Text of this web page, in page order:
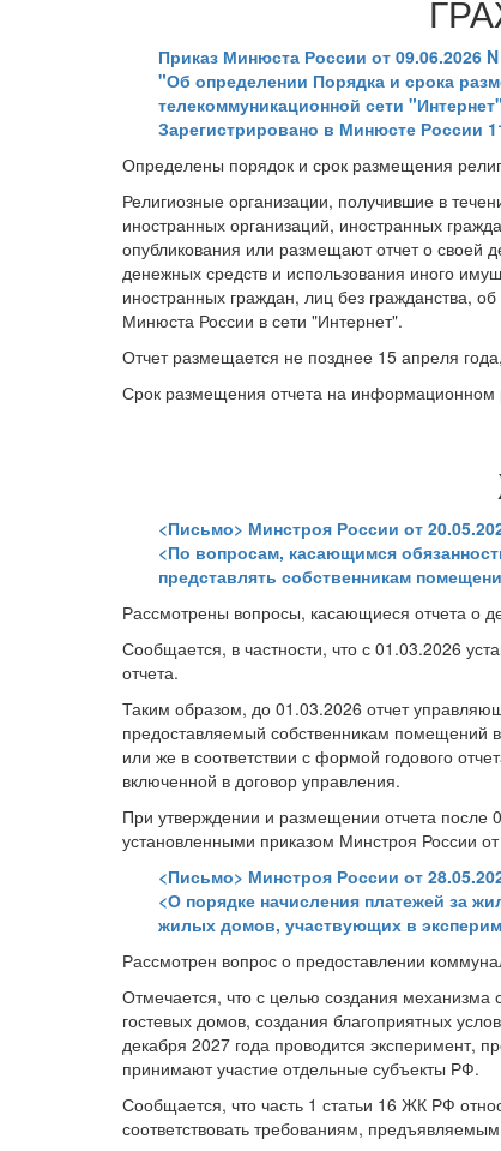
Приказ Минюста России от 09.06.2026
"Об определении Порядка и срока
телекоммуникационной сети
Зарегистрировано в Минюсте России
Определены порядок и срок размещения
Религиозные организации, получившие в
иностранных организаций, иностранных
опубликования или размещают отчет о своей
денежных средств и использования иного
иностранных граждан, лиц без гражданства,
Минюста России в сети "Интернет".
Отчет размещается не позднее 15 апреля
Срок размещения отчета на информационном
<Письмо> Минстроя России от
<По вопросам, касающимся
представлять собственникам
Рассмотрены вопросы, касающиеся отчета о
Сообщается, в частности, что с 01.03.2026
отчета.
Таким образом, до 01.03.2026 отчет
предоставляемый собственникам помещений
или же в соответствии с формой годового
включенной в договор управления.
При утверждении и размещении отчета после
установленными приказом Минстроя России
<Письмо> Минстроя России от
<О порядке начисления платежей за
жилых домов, участвующих в
Рассмотрен вопрос о предоставлении
Отмечается, что с целью создания механизма
гостевых домов, создания благоприятных
декабря 2027 года проводится эксперимент,
принимают участие отдельные субъекты РФ.
Сообщается, что часть 1 статьи 16 ЖК РФ
соответствовать требованиям,